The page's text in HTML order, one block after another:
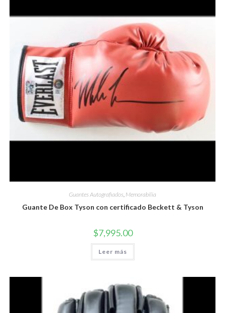
Guantes Autografiados, Memorabilia
Guante De Box Tyson con certificado Beckett & Tyson
$7,995.00
Leer más